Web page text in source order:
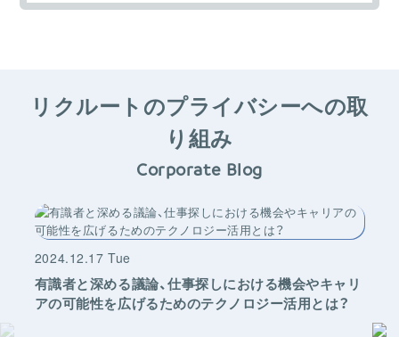
リクルートのプライバシーへの取
り組み
Corporate Blog
2024.12.17 Tue
有識者と深める議論、仕事探しにおける機会やキャリ
アの可能性を広げるためのテクノロジー活用とは？